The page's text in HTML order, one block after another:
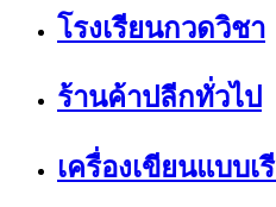
โรงเรียนกวดวิชา
ร้านค้าปลีกทั่วไป
เครื่องเขียนแบบ